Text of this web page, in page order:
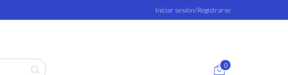
Iniciar sesión/Registrarse
0